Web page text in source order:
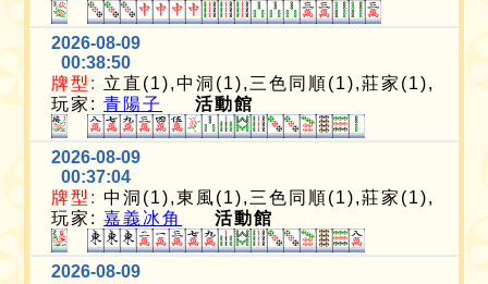
2026-08-09
00:38:50
牌型: 立直(1),中洞(1),三色同順(1),莊家(1),
玩家:青陽子 活動館
2026-08-09
00:37:04
牌型: 中洞(1),東風(1),三色同順(1),莊家(1),
玩家:嘉義冰角 活動館
2026-08-09